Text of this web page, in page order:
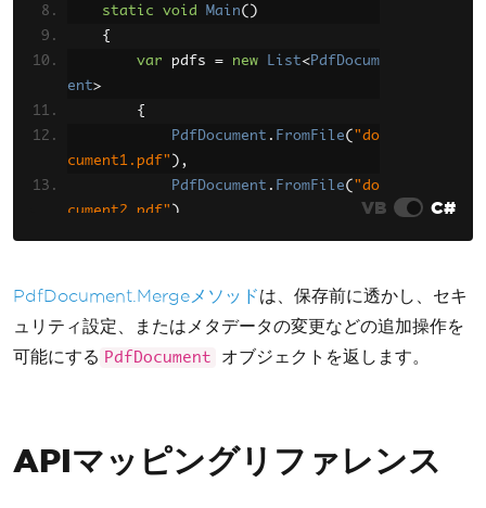
static
void Main()
{
var pdfs = new List<PdfDocum
ent>
{
PdfDocument . FromFile( "do
cument1.pdf" ),
PdfDocument . FromFile( "do
cument2.pdf" )
);
Console
WriteLine ("PDFs merg
ed successfully");
VB C#
PdfDocument.Mergeメソッドは、保存前に透かし、セキ
ュリティ設定、またはメタデータの変更などの追加操作を
可能にする PdfDocument オブジェクトを返します。
APIマッピングリファレンス